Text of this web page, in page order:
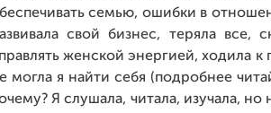
семью, ошибки в
свой бизнес, теряла все,
женской энергией, ходила
могла я найти себя (подробнее
Я слушала, читала, изучала,